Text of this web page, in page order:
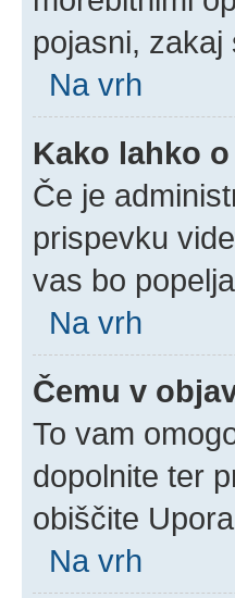
pojasni, zakaj
Na vrh
Kako lahko
Če je
prispevku
vas bo
Na vrh
Čemu v
To vam
dopolnite ter
obiščite
Na vrh